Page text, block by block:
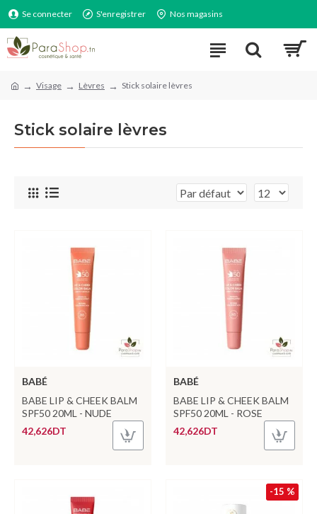
Se connecter S'enregistrer Nos magasins
Visage Lèvres Stick solaire lèvres
Stick solaire lèvres
BABÉ
BABE LIP & CHEEK BALM
SPF50 20ML - NUDE
42,626DT
BABÉ
BABE LIP & CHEEK BALM
SPF50 20ML - ROSE
42,626DT
-15 %